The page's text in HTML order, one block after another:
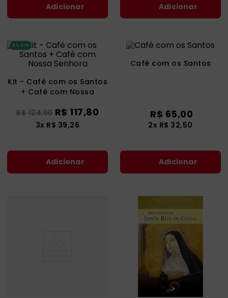
Adicionar Adicionar
5% OFF
Kit - Café com os Santos
+ Café com Nossa
R$ 124,00 R$ 117,80
3x R$ 39,26
Adicionar
Café com os Santos
R$ 65,00
2x R$ 32,50
Adicionar